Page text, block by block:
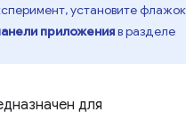
установите флажок
приложенияв разделе
для